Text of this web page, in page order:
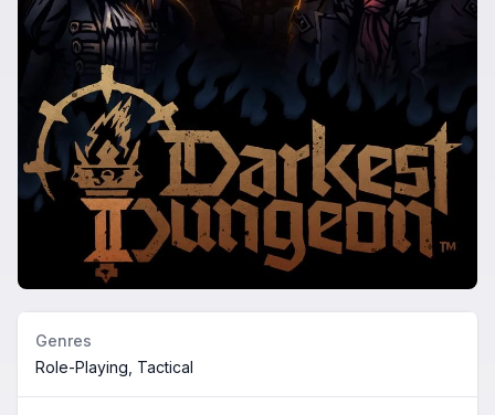
Genres
Role-Playing, Tactical